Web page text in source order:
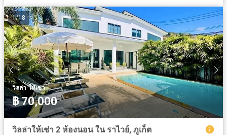
1/18
วิลล่า·ให้เช่า
฿ 70,000
วิลล่าให้เช่า 2 ห้องนอน ใน ราไวย์, ภูเก็ต